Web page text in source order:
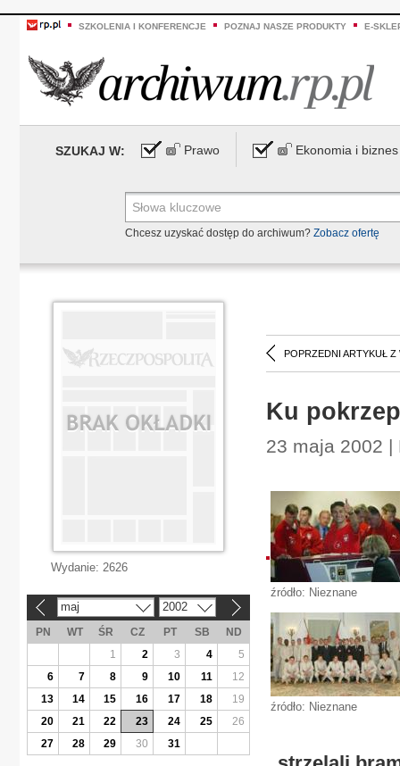
SZKOLENIA I KONFERENCJE POZNAJ NASZE PRODUKTY E-
SZUKAJ W: Prawo Ekonomia i biznes
Chcesz uzyskać dostęp do archiwum? Zobacz ofertę
POPRZEDNI ARTYKUŁ Z
Ku
23 maja 2002 |
źródło: Nieznane
źródło: Nieznane
Wydanie: 2626
maj 2002
PN WT ŚR CZ PT SB
ND
1
2 3 4
5
6
7 8 9 10 11
12
13
14 15 16 17 18
19
20
21 22 23 24 25
26
27
28 29 30 31